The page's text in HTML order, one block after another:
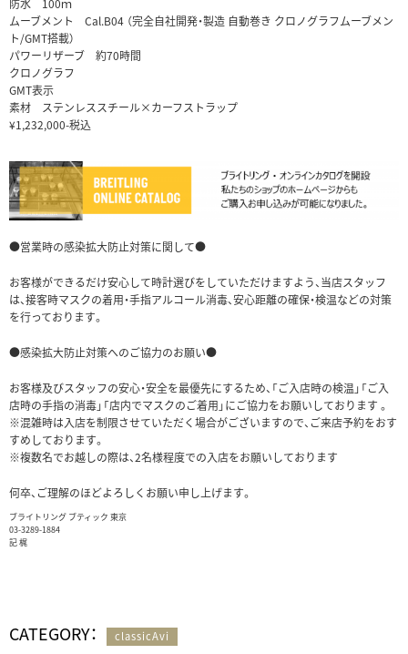
防水 100ｍ
ムーブメント Cal.B04 （完全自社開発・製造 自動巻き クロノグラフムーブメン
ト/GMT搭載）
パワーリザーブ 約70時間
クロノグラフ
GMT表示
素材 ステンレススチール×カーフストラップ
¥1,232,000-税込
●営業時の感染拡大防止対策に関して●
お客様ができるだけ安心して時計選びをしていただけますよう、当店スタッフ
は、接客時マスクの着用・手指アルコール消毒、安心距離の確保・検温などの対策
を行っております。
●感染拡大防止対策へのご協力のお願い●
お客様及びスタッフの安心・安全を最優先にするため、「ご入店時の検温」「ご入
店時の手指の消毒」「店内でマスクのご着用」にご協力をお願いしております 。
※混雑時は入店を制限させていただく場合がございますので、ご来店予約をおす
すめしております。
※複数名でお越しの際は、2名様程度での入店をお願いしております
何卒、ご理解のほどよろしくお願い申し上げます。
ブライトリング ブティック 東京
03-3289-1884
記 梶
CATEGORY： classicAvi